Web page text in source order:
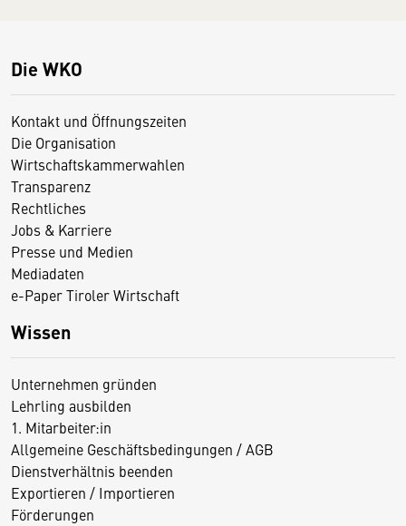
Die WKO
Kontakt und Öffnungszeiten
Die Organisation
Wirtschaftskammerwahlen
Transparenz
Rechtliches
Jobs & Karriere
Presse und Medien
Mediadaten
e-Paper Tiroler Wirtschaft
Wissen
Unternehmen gründen
Lehrling ausbilden
1. Mitarbeiter:in
Allgemeine Geschäftsbedingungen / AGB
Dienstverhältnis beenden
Exportieren / Importieren
Förderungen